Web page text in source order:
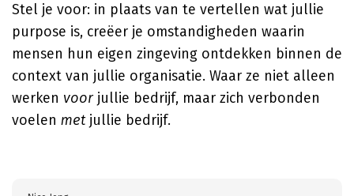
Stel je voor: in plaats van te vertellen wat jullie
purpose is, creëer je omstandigheden waarin
mensen hun eigen zingeving ontdekken binnen de
context van jullie organisatie. Waar ze niet alleen
werken voorjullie bedrijf, maar zich verbonden
voelen metjullie bedrijf.